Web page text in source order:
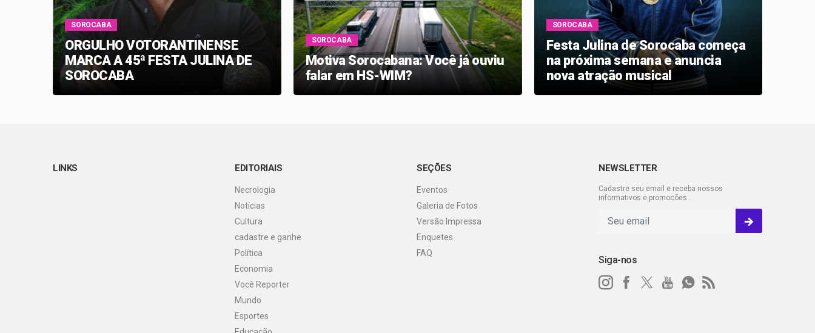
SOROCABA
ORGULHO VOTORANTINENSE
MARCA A 45ª FESTA JULINA DE
SOROCABA
SOROCABA
Motiva Sorocabana: Você já ouviu
falar em HS-WIM?
SOROCABA
Festa Julina de Sorocaba começa
na próxima semana e anuncia
nova atração musical
LINKS EDITORIAIS
Necrologia
Notícias
Cultura
cadastre e ganhe
Política
Economia
Você Reporter
Mundo
Esportes
SEÇÕES
Eventos
Galeria de Fotos
Versão Impressa
Enquetes
FAQ
NEWSLETTER
Cadastre seu email e receba nossos
informativos e promocões .
Siga-nos